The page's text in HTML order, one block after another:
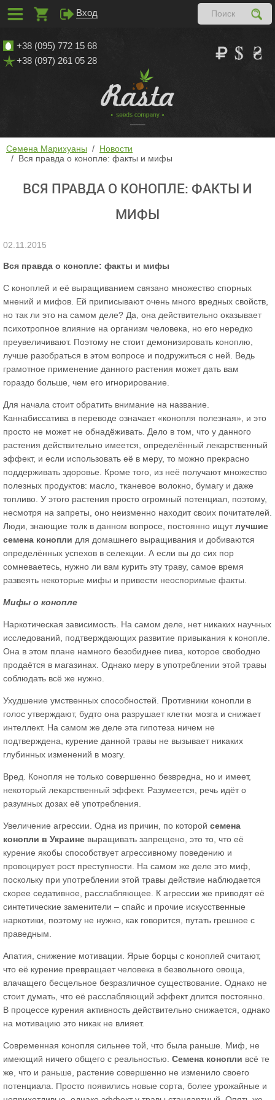
+38 (095) 772 15 68
+38 (097) 261 05 28
Семена Марихуаны
Новости
Вся правда о конопле: факты и мифы
ВСЯ ПРАВДА О КОНОПЛЕ: ФАКТЫ И
МИФЫ
02.11.2015
Вся правда о конопле: факты и мифы
С коноплей и её выращиванием связано множество спорных
мнений и мифов. Ей приписывают очень много вредных свойств,
но так ли это на самом деле? Да, она действительно оказывает
психотропное влияние на организм человека, но его нередко
преувеличивают. Поэтому не стоит демонизировать коноплю,
лучше разобраться в этом вопросе и подружиться с ней. Ведь
грамотное применение данного растения может дать вам
гораздо больше, чем его игнорирование.
Для начала стоит обратить внимание на название.
Каннабиссатива в переводе означает «конопля полезная», и это
просто не может не обнадёживать. Дело в том, что у данного
растения действительно имеется, определённый лекарственный
эффект, и если использовать её в меру, то можно прекрасно
поддерживать здоровье. Кроме того, из неё получают множество
полезных продуктов: масло, тканевое волокно, бумагу и даже
топливо. У этого растения просто огромный потенциал, поэтому,
несмотря на запреты, оно неизменно находит своих почитателей.
Люди, знающие толк в данном вопросе, постоянно ищутлучшие
семена конопли для домашнего выращивания и добиваются
определённых успехов в селекции. А если вы до сих пор
сомневаетесь, нужно ли вам курить эту траву, самое время
развеять некоторые мифы и привести неоспоримые факты.
Мифы о конопле
Наркотическая зависимость. На самом деле, нет никаких научных
исследований, подтверждающих развитие привыкания к конопле.
Она в этом плане намного безобиднее пива, которое свободно
продаётся в магазинах. Однако меру в употреблении этой травы
соблюдать всё же нужно.
Ухудшение умственных способностей. Противники конопли в
голос утверждают, будто она разрушает клетки мозга и снижает
интеллект. На самом же деле эта гипотеза ничем не
подтверждена, курение данной травы не вызывает никаких
глубинных изменений в мозгу.
Вред. Конопля не только совершенно безвредна, но и имеет,
некоторый лекарственный эффект. Разумеется, речь идёт о
разумных дозах её употребления.
Увеличение агрессии. Одна из причин, по которой семена
конопли в Украине выращивать запрещено, это то, что её
курение якобы способствует агрессивному поведению и
провоцирует рост преступности. На самом же деле это миф,
поскольку при употреблении этой травы действие наблюдается
скорее седативное, расслабляющее. К агрессии же приводят её
синтетические заменители – спайс и прочие искусственные
наркотики, поэтому не нужно, как говорится, путать грешное с
праведным.
Апатия, снижение мотивации. Ярые борцы с коноплей считают,
что её курение превращает человека в безвольного овоща,
влачащего бесцельное безразличное существование. Однако не
стоит думать, что её расслабляющий эффект длится постоянно.
В процессе курения активность действительно снижается, однако
на мотивацию это никак не влияет.
Современная конопля сильнее той, что была раньше. Миф, не
имеющий ничего общего с реальностью. Семена конопли всё те
же, что и раньше, растение совершенно не изменило своего
потенциала. Просто появились новые сорта, более урожайные и
Вход